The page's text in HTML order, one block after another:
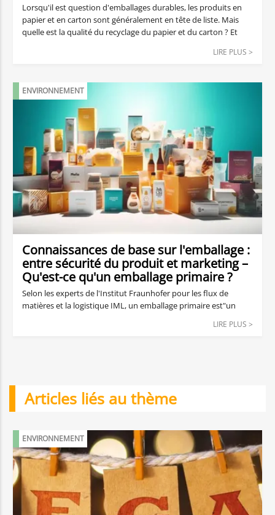
Lorsqu'il est question d'emballages durables, les produits en
papier et en carton sont généralement en tête de liste. Mais
quelle est la qualité du recyclage du papier et du carton ? Et
le carton ondulé ou les boîtes sont-ils performants à cet égard ?
LIRE PLUS >
ENVIRONNEMENT
Connaissances de base sur l'emballage :
entre sécurité du produit et marketing –
Qu'est-ce qu'un emballage primaire ?
Selon les experts de l'Institut Fraunhofer pour les flux de
matières et la logistique IML, un emballage primaire est"un
LIRE PLUS >
Articles liés au thème
ENVIRONNEMENT